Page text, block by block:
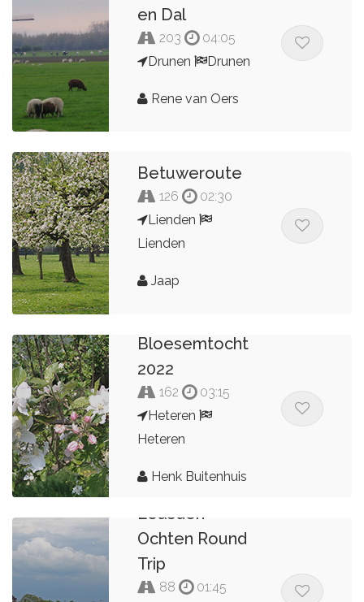
en Dal
203
04:05
Drunen
Drunen
Rene van Oers
Betuweroute
126
02:30
Lienden
Lienden
Jaap
Bloesemtocht
2022
162
03:15
Heteren
Heteren
Henk Buitenhuis
Leusden -
Ochten Round
Trip
88
01:45